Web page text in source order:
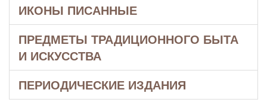
ИКОНЫ ПИСАННЫЕ
ПРЕДМЕТЫ ТРАДИЦИОННОГО БЫТА
И ИСКУССТВА
ПЕРИОДИЧЕСКИЕ ИЗДАНИЯ